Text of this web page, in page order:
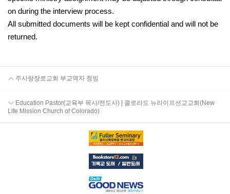
on during the interview process.
All submitted documents will be kept confidential and will not be
returned.
주사랑장로교회 부교역자 청빙
Education Pastor(교육부 목사/전도사) | 콜로라도 뉴라이프선교교회(New
Life Mission Church of Colorado)